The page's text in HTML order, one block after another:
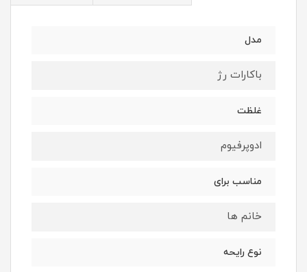
مدل
باکارات رژ
غلظت
ادوپرفیوم
مناسب برای
خانم ها
نوع رایحه